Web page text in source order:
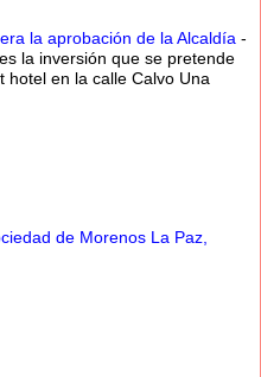
la aprobación de la Alcaldía -
la inversión que se pretende
hotel en la calle Calvo Una
de Morenos La Paz,